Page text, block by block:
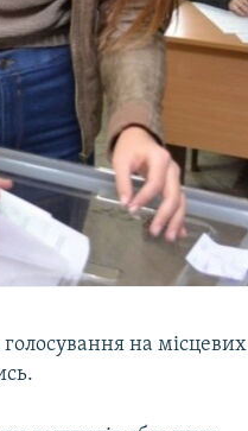
на місцевих